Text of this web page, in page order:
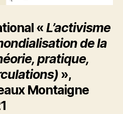
«L’activisme
de la
pratique,
»,
Montaigne